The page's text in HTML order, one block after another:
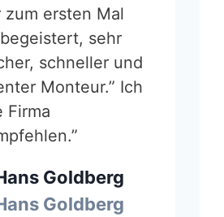
zum ersten Mal
sehr
schneller und
Monteur.” Ich
Firma
Goldberg
Goldberg